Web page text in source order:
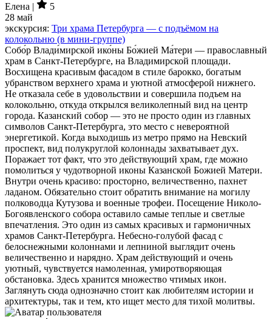
Елена |
5
28 май
экскурсия: Три храма Петербурга — с подъёмом на
колокольню (в мини-группе)
Собо́р Влади́мирской ико́ны Бо́жией Ма́тери — православный
храм в Санкт-Петербурге, на Владимирской площади.
Восхищена красивым фасадом в стиле барокко, богатым
убранством верхнего храма и уютной атмосферой нижнего.
Не отказала себе в удовольствии и совершила подъем на
колокольню, откуда открылся великолепный вид на центр
города. Казанский собор — это не просто один из главных
символов Санкт-Петербурга, это место с невероятной
энергетикой. Когда выходишь из метро прямо на Невский
проспект, вид полукруглой колоннады захватывает дух.
Поражает тот факт, что это действующий храм, где можно
помолиться у чудотворной иконы Казанской Божией Матери.
Внутри очень красиво: просторно, величественно, пахнет
ладаном. Обязательно стоит обратить внимание на могилу
полководца Кутузова и военные трофеи. Посещение Николо-
Богоявленского собора оставило самые теплые и светлые
впечатления. Это один из самых красивых и гармоничных
храмов Санкт-Петербурга. Небесно-голубой фасад с
белоснежными колоннами и лепниной выглядит очень
величественно и нарядно. Храм действующий и очень
уютный, чувствуется намоленная, умиротворяющая
обстановка. Здесь хранится множество чтимых икон.
Заглянуть сюда однозначно стоит как любителям истории и
архитектуры, так и тем, кто ищет место для тихой молитвы.